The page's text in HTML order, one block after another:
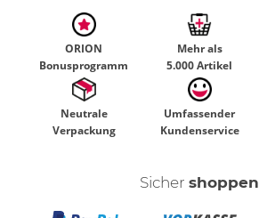
ORION
Bonusprogramm
Mehr als
5.000 Artikel
Neutrale
Verpackung
Umfassender
Kundenservice
Sicher shoppen